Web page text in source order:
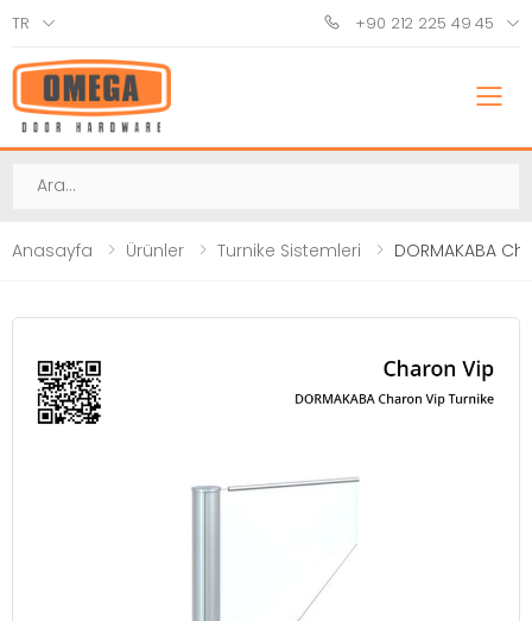
TR +90 212 225 49 45
Ara
Anasayfa Ürünler Turnike Sistemleri DORMAKABA